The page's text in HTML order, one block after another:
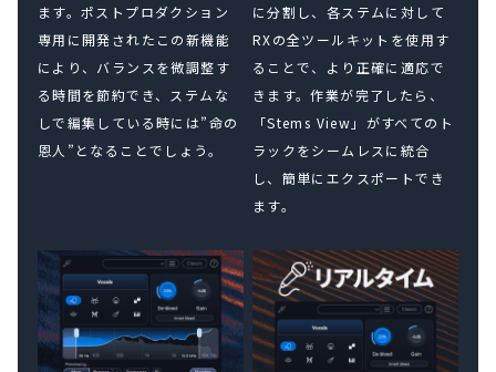
ます。ポストプロダクション
専用に開発されたこの新機能
により、バランスを微調整す
る時間を節約でき、ステムな
しで編集している時には”命の
恩人”となることでしょう。
に分割し、各ステムに対して
RXの全ツールキットを使用す
ることで、より正確に適応で
きます。作業が完了したら、
「Stems View」がすべてのト
ラックをシームレスに統合
し、簡単にエクスポートでき
ます。